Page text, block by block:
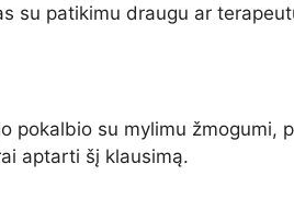
su patikimu draugu ar
pokalbio su mylimu žmogumi,
aptarti šį klausimą.